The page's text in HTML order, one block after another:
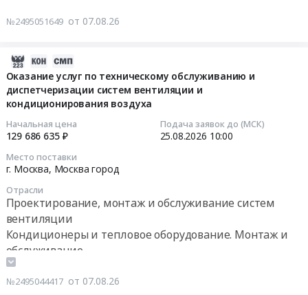
№2495051649 от 07.08.26
Оказание услуг по техническому обслуживанию и
диспетчеризации систем вентиляции и
кондиционирования воздуха
Начальная цена
129 686 635 ₽
Подача заявок до (МСК)
25.08.2026 10:00
Место поставки
г. Москва, Москва город
Отрасли
Проектирование, монтаж и обслуживание систем
вентиляции
Кондиционеры и тепловое оборудование. Монтаж и
обслуживание
№2495044417 от 07.08.26